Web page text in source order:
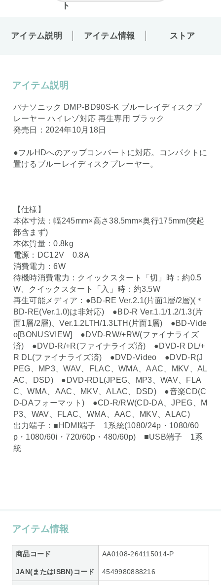
アイテム説明 アイテム情報 ストア
アイテム説明
パナソニック DMP-BD90S-K ブルーレイディスクプ
レーヤー ハイレゾ対応 再生専用 ブラック
発売日：2024年10月18日
●フルHDへのアップコンバートに対応。コンパクトに
置けるブルーレイディスクプレーヤー。
【仕様】
本体寸法：幅245mm×高さ38.5mm×奥行175mm(突起
部含まず)
本体質量：0.8kg
電源：DC12V 0.8A
消費電力：6W
待機時消費電力：クイックスタート「切」時：約0.5
W、クイックスタート「入」時：約3.5W
再生可能メディア：●BD-RE Ver.2.1(片面1層/2層)(＊
BD-RE(Ver.1.0)は非対応) ●BD-R Ver.1.1/1.2/1.3(片
面1層/2層)、Ver.1.2LTH/1.3LTH(片面1層) ●BD-Vide
o[BONUSVIEW] ●DVD-RW/+RW(ファイナライズ
済) ●DVD-R/+R(ファイナライズ済) ●DVD-R DL/+
R DL(ファイナライズ済) ●DVD-Video ●DVD-R(J
PEG、MP3、WAV、FLAC、WMA、AAC、MKV、AL
AC、DSD) ●DVD-RDL(JPEG、MP3、WAV、FLA
C、WMA、AAC、MKV、ALAC、DSD) ●音楽CD(C
D-DAフォーマット) ●CD-R/RW(CD-DA、JPEG、M
P3、WAV、FLAC、WMA、AAC、MKV、ALAC)
出力端子：■HDMI端子 1系統(1080/24p・1080/60
p・1080/60i・720/60p・480/60p) ■USB端子 1系
統
アイテム情報
商品コード AA0108-264115014-P
JAN(またはISBN)コード 4549980888216